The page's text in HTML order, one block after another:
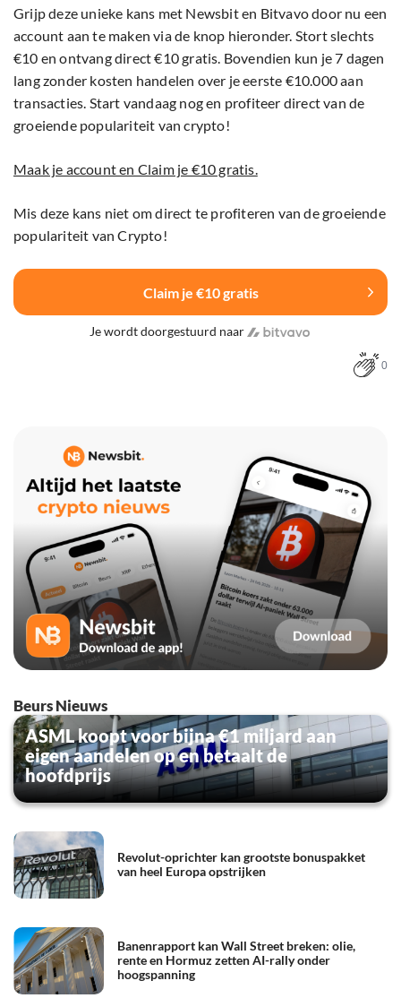
Grijp deze unieke kans met Newsbit en Bitvavo door nu een
account aan te maken via de knop hieronder. Stort slechts
€10 en ontvang direct €10 gratis. Bovendien kun je 7 dagen
lang zonder kosten handelen over je eerste €10.000 aan
transacties. Start vandaag nog en profiteer direct van de
groeiende populariteit van crypto!
Maak je account en Claim je €10 gratis.
Mis deze kans niet om direct te profiteren van de groeiende
populariteit van Crypto!
Claim je €10 gratis
Je wordt doorgestuurd naar
0
Beurs Nieuws
ASML koopt voor bijna €1 miljard aan
eigen aandelen op en betaalt de
hoofdprijs
Revolut-oprichter kan grootste bonuspakket
van heel Europa opstrijken
Banenrapport kan Wall Street breken: olie,
rente en Hormuz zetten AI-rally onder
hoogspanning